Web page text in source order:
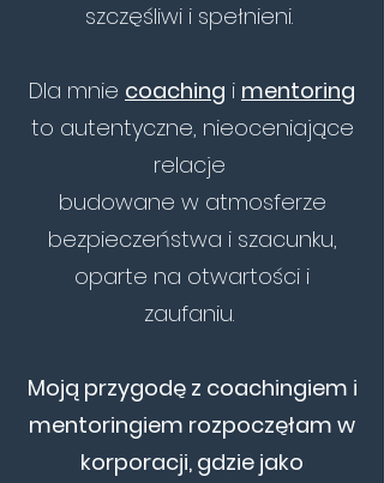
szczęśliwi i spełnieni.
Dla mnie coaching i mentoring
to autentyczne, nieoceniające
relacje
budowane w atmosferze
bezpieczeństwa i szacunku,
oparte na otwartości i
zaufaniu.
Moją przygodę z coachingiem i
mentoringiem rozpoczęłam w
korporacji, gdzie jako